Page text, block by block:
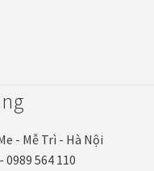
- Mễ Trì - Hà Nội
0989 564 110